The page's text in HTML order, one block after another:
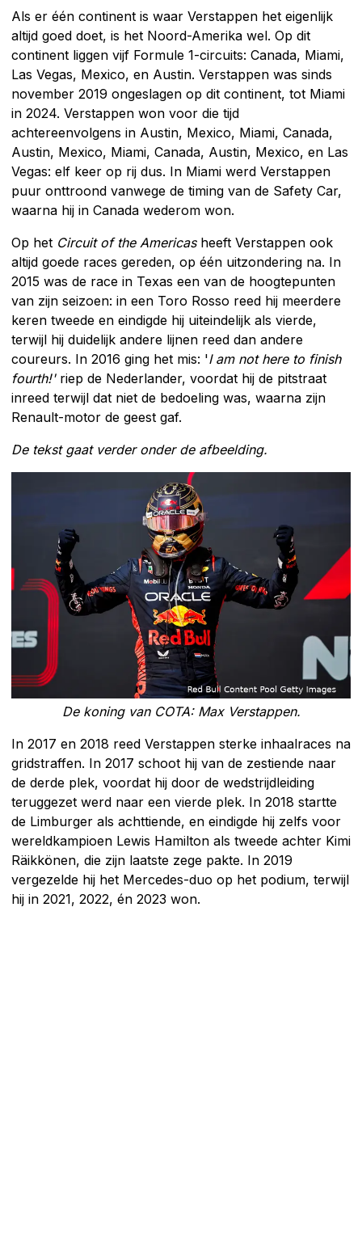
Als er één continent is waar Verstappen het eigenlijk
altijd goed doet, is het Noord-Amerika wel. Op dit
continent liggen vijf Formule 1-circuits: Canada, Miami,
Las Vegas, Mexico, en Austin. Verstappen was sinds
november 2019 ongeslagen op dit continent, tot Miami
in 2024. Verstappen won voor die tijd
achtereenvolgens in Austin, Mexico, Miami, Canada,
Austin, Mexico, Miami, Canada, Austin, Mexico, en Las
Vegas: elf keer op rij dus. In Miami werd Verstappen
puur onttroond vanwege de timing van de Safety Car,
waarna hij in Canada wederom won.
Op het Circuit of the Americas heeft Verstappen ook
altijd goede races gereden, op één uitzondering na. In
2015 was de race in Texas een van de hoogtepunten
van zijn seizoen: in een Toro Rosso reed hij meerdere
keren tweede en eindigde hij uiteindelijk als vierde,
terwijl hij duidelijk andere lijnen reed dan andere
coureurs. In 2016 ging het mis: 'I am not here to finish
fourth!' riep de Nederlander, voordat hij de pitstraat
inreed terwijl dat niet de bedoeling was, waarna zijn
Renault-motor de geest gaf.
De tekst gaat verder onder de afbeelding.
De koning van COTA: Max Verstappen.
In 2017 en 2018 reed Verstappen sterke inhaalraces na
gridstraffen. In 2017 schoot hij van de zestiende naar
de derde plek, voordat hij door de wedstrijdleiding
teruggezet werd naar een vierde plek. In 2018 startte
de Limburger als achttiende, en eindigde hij zelfs voor
wereldkampioen Lewis Hamilton als tweede achter Kimi
Räikkönen, die zijn laatste zege pakte. In 2019
vergezelde hij het Mercedes-duo op het podium, terwijl
hij in 2021, 2022, én 2023 won.